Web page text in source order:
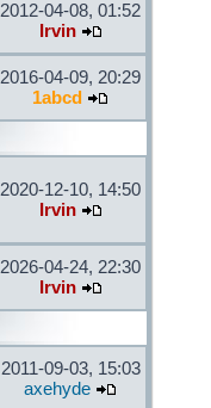
2012-04-08, 01:52
Irvin
2016-04-09, 20:29
1abcd
2020-12-10, 14:50
Irvin
2026-04-24, 22:30
Irvin
2011-09-03, 15:03
axehyde